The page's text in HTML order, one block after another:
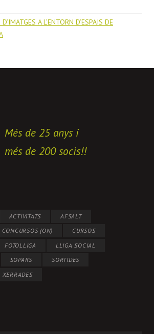
A L’ENTORN D’ESPAIS DE
Més de 25 anys i
més de 200 socis!!
ACTIVITATS
AFSALT
CONCURSOS (ON)
CURSOS
FOTOLLIGA
LLIGA SOCIAL
SOPARS
SORTIDES
XERRADES